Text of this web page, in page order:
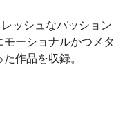
ッシュなパッション
ーショナルかつメタ
作品を収録。